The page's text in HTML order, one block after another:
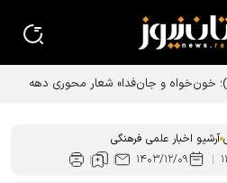
خون‌خواه و جان‌فدا» شعار محوری دهه
آرشیو اخبار علمی فرهنگی
۱۴۰۳/۱۲/۰۹